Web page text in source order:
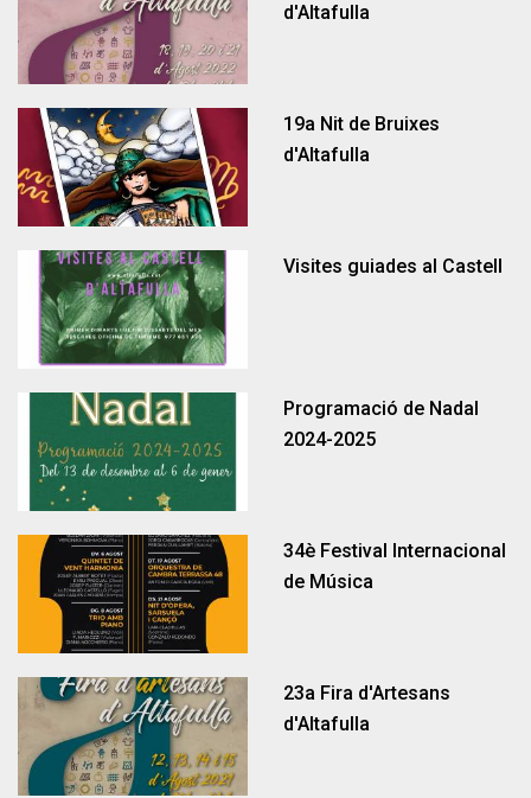
Portal del treballador
Empleats públics
Gestió econòmica
Ordenances fiscals
Normativa
Llar d'infants Francesc Blanch
Llar d'infants Hort de Pau
Proximitat
Habitatge
Esports
Participació
Comunitat energètica
Notícies
d'Altafulla
19a Nit de Bruixes
d'Altafulla
Visites guiades al Castell
Programació de Nadal
2024-2025
34è Festival Internacional
de Música
23a Fira d'Artesans
d'Altafulla